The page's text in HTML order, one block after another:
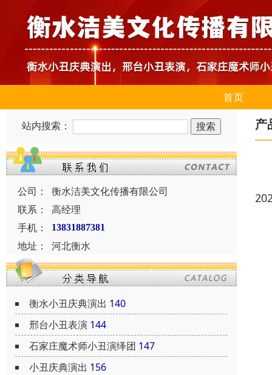
首页
站内搜索：
公司：
衡水洁美文化传播有限公司
联系：
高经理
手机：
13831887381
地址： 河北衡水
衡水小丑庆典演出 140
邢台小丑表演 144
石家庄魔术师小丑演绎团 147
小丑庆典演出 156
产